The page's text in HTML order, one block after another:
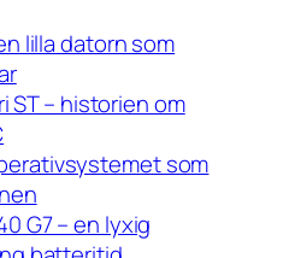
lilla datorn som
ST – historien om
som
G7 – en lyxig